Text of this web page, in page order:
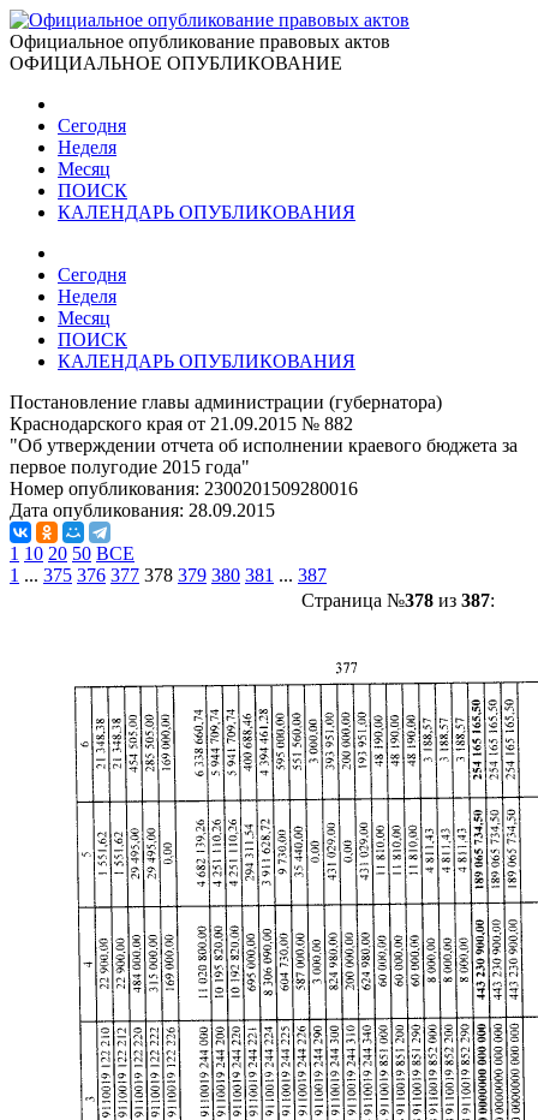
Официальное опубликование правовых актов
ОФИЦИАЛЬНОЕ ОПУБЛИКОВАНИЕ
Сегодня
Неделя
Месяц
ПОИСК
КАЛЕНДАРЬ ОПУБЛИКОВАНИЯ
Сегодня
Неделя
Месяц
ПОИСК
КАЛЕНДАРЬ ОПУБЛИКОВАНИЯ
Постановление главы администрации (губернатора)
Краснодарского края от 21.09.2015 № 882
"Об утверждении отчета об исполнении краевого бюджета за
первое полугодие 2015 года"
Номер опубликования: 2300201509280016
Дата опубликования: 28.09.2015
1 10 20 50 ВСЕ
1 ... 375 376 377 378 379 380 381 ... 387
Страница №378из 387: